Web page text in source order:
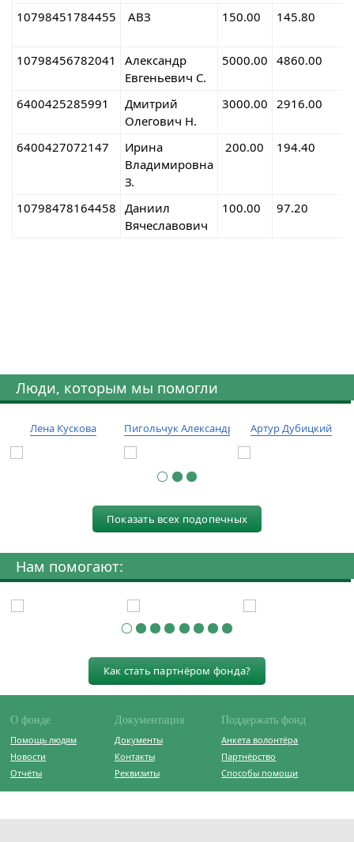
10798451784455
АВЗ 150.00 145.80
10798456782041
Александр
Евгеньевич С.
5000.00 4860.00
6400425285991
Дмитрий
Олегович Н.
3000.00 2916.00
6400427072147
Ирина
Владимировна
З.
200.00 194.40
10798478164458
Даниил
Вячеславович
100.00 97.20
Люди, которым мы помогли
Лена Кускова Пигольчук Александр Артур Дубицкий
Показать всех подопечных
Нам помогают:
Как стать партнёром фонда?
О фонде
Помощь людям
Новости
Отчёты
Документация
Документы
Контакты
Реквизиты
Поддержать фонд
Анкета волонтёра
Партнёрство
Способы помощи